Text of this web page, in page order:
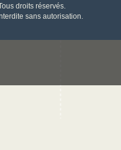
droits réservés.
sans autorisation.